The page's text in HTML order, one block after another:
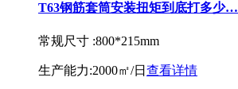
T63钢筋套筒安装扭矩到底打多少…
常规尺寸 :800*215mm
生产能力:2000㎡/日 查看详情